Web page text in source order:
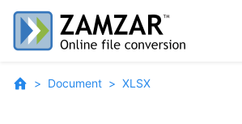
Document XLSX